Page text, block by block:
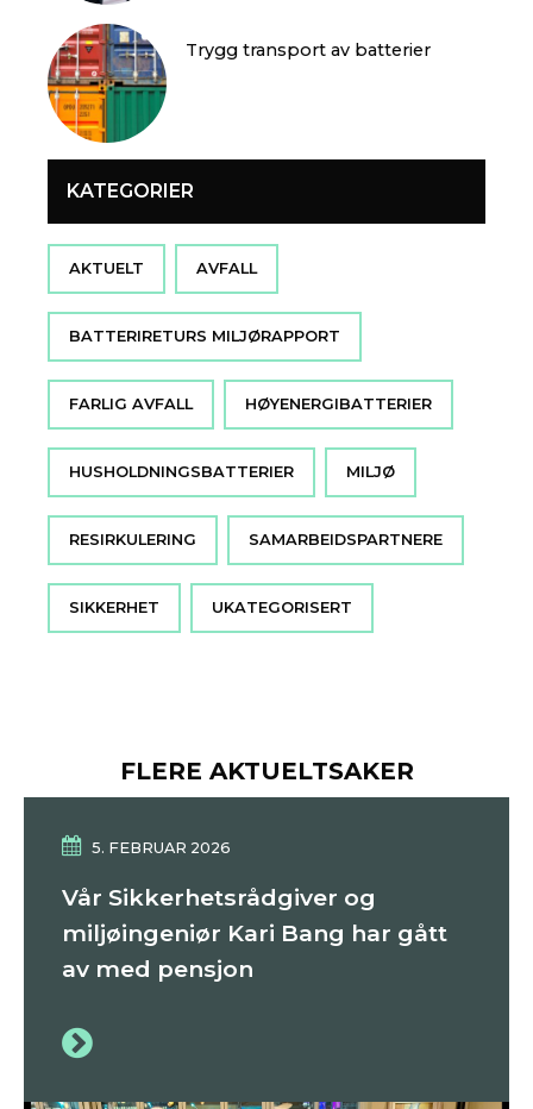
Trygg transport av batterier
KATEGORIER
AKTUELT AVFALL
BATTERIRETURS MILJØRAPPORT
FARLIG AVFALL HØYENERGIBATTERIER
HUSHOLDNINGSBATTERIER MILJØ
RESIRKULERING SAMARBEIDSPARTNERE
SIKKERHET UKATEGORISERT
FLERE AKTUELTSAKER
5. FEBRUAR 2026
Vår Sikkerhetsrådgiver og
miljøingeniør Kari Bang har gått
av med pensjon